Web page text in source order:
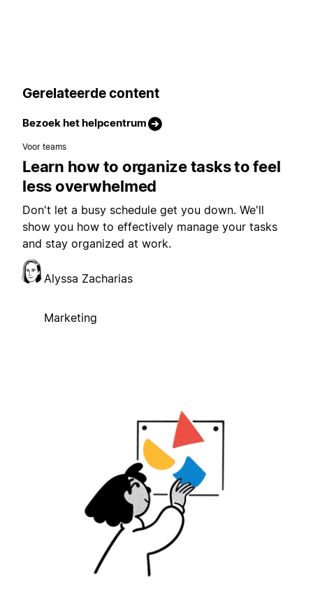
Gerelateerde content
Bezoek het helpcentrum
Voor teams
Learn how to organize tasks to feel
less overwhelmed
Don't let a busy schedule get you down. We'll
show you how to effectively manage your tasks
and stay organized at work.
Alyssa Zacharias
Marketing